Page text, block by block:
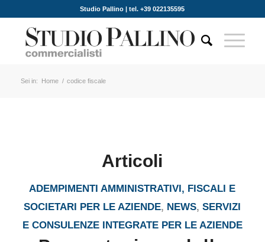
Studio Pallino | tel. +39 022135595
Sei in: Home / codice fiscale
Articoli
ADEMPIMENTI AMMINISTRATIVI, FISCALI E
SOCIETARI PER LE AZIENDE, NEWS,SERVIZI
E CONSULENZE INTEGRATE PER LE AZIENDE